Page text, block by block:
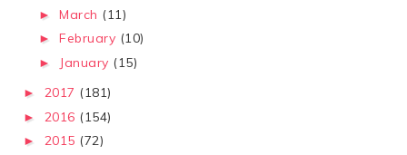
►March (11)
►February (10)
► January (15)
► 2017 (181)
► 2016 (154)
► 2015 (72)